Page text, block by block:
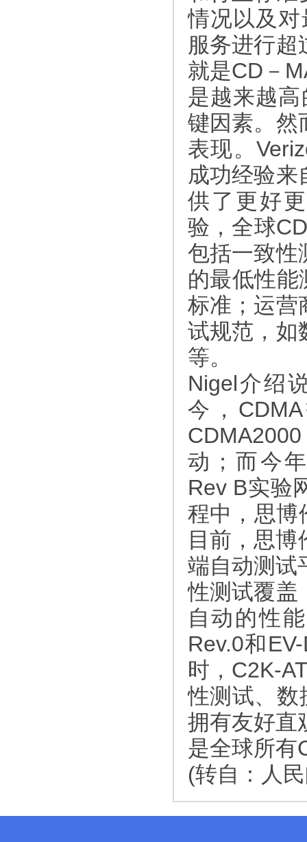
情况以及
服务进行超
就是CD－
是越来越
键因素。然
表现。
成功经验来
供了更好
验，全球
包括一致性
的最低性能
标准；运营
试规范，如
等。
Nigel介绍
今，
动；而今
Rev B实验
程中，思博
目前，思
端自动测试
性测试覆盖
自动的性
Rev.0和
时，C2K-
性测试、数
拥有友好直
是全球所有
(转自：人